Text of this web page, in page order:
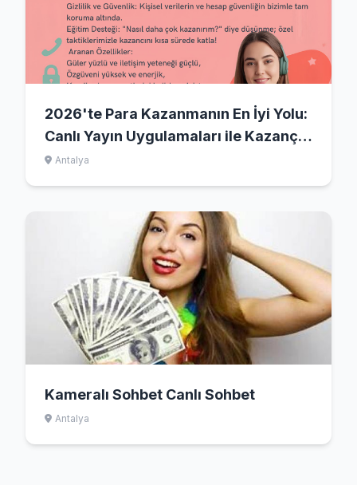
2026'te Para Kazanmanın En İyi Yolu:
Canlı Yayın Uygulamaları ile Kazanç
Kapılarını Açın!
Antalya
Kameralı Sohbet Canlı Sohbet
Antalya